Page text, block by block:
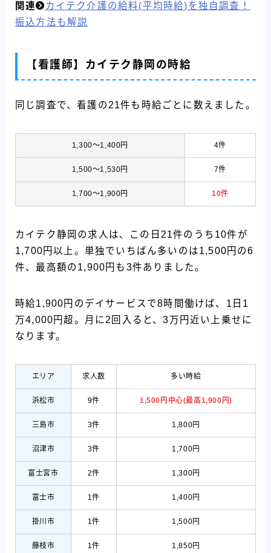
関連
カイテク介護の給料(平均時給)を独自調査！
振込方法も解説
【看護師】カイテク静岡の時給
同じ調査で、看護の21件も時給ごとに数えました。
1,300〜1,400円 4件
1,500〜1,530円 7件
1,700〜1,900円 10件
カイテク静岡の求人は、この日21件のうち10件が
1,700円以上。単独でいちばん多いのは1,500円の6
件、最高額の1,900円も3件ありました。
時給1,900円のデイサービスで8時間働けば、1日1
万4,000円超。月に2回入ると、3万円近い上乗せに
なります。
エリア 求人数 多い時給
浜松市 9件 1,500円中心(最高1,900円)
三島市 3件 1,800円
沼津市 3件 1,700円
富士宮市 2件 1,300円
富士市 1件 1,400円
掛川市 1件 1,500円
藤枝市 1件 1,850円